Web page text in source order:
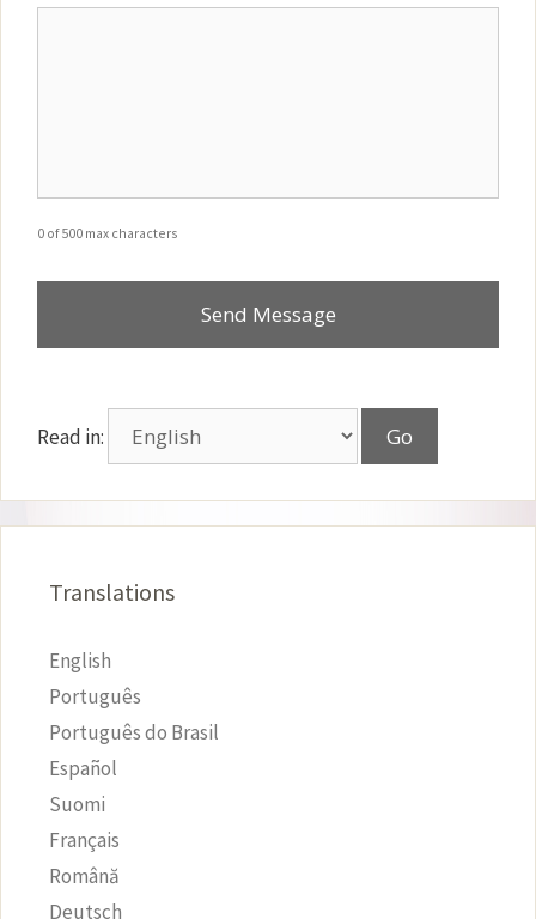
0 of 500 max characters
Read in:
Translations
English
Português
Português do Brasil
Español
Suomi
Français
Română
Deutsch